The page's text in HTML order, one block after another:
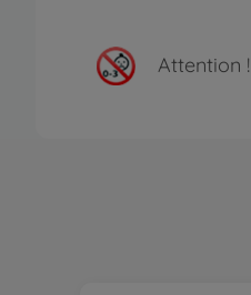
Attention !